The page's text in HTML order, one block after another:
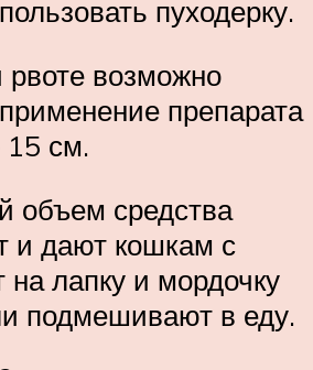
пуходерку.
возможно
препарата
15 см.
объем средства
и дают кошкам с
на лапку и мордочку
подмешивают в еду.